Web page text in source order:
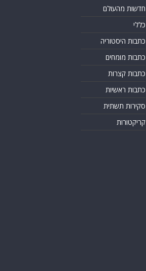
חדשות מהעולם
כללי
כתבות היסטוריה
כתבות מומחים
כתבות קצרות
כתבות ראשיות
סקירות תשתית
קריקטורות